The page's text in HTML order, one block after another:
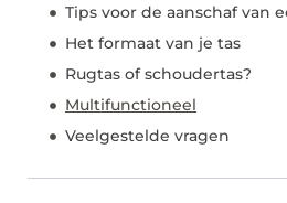
Tips voor de aanschaf van
Het formaat van je tas
Rugtas of schoudertas?
Multifunctioneel
Veelgestelde vragen